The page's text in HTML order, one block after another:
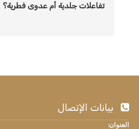
تفاعلات جلدية أم عدوى فطرية؟
بيانات الإتصال
العنوان: